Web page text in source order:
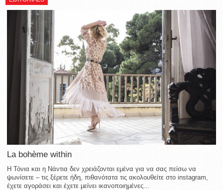
La bohème within
Η Τόνια και η Νάντια δεν χρειάζονται εμένα για να σας πείσω να
ψωνίσετε – τις ξέρετε ήδη, πιθανότατα τις ακολουθείτε στο instagram,
έχετε αγοράσει και έχετε μείνει ικανοποιημένες...